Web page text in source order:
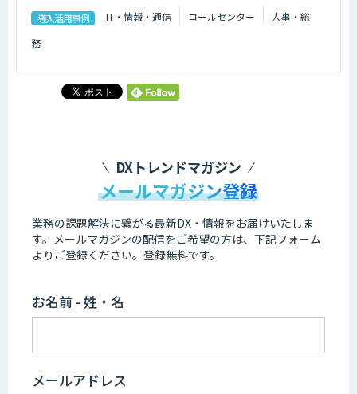
導入活用事例 IT・情報・通信 コールセンター
人事・総
務
DXトレンドマガジン
メールマガジン登録
業務の課題解決に繋がる最新DX・情報をお届けいたしま
す。 メールマガジンの配信をご希望の方は、下記フォーム
よりご登録ください。登録無料です。
お名前 - 姓・名
メールアドレス